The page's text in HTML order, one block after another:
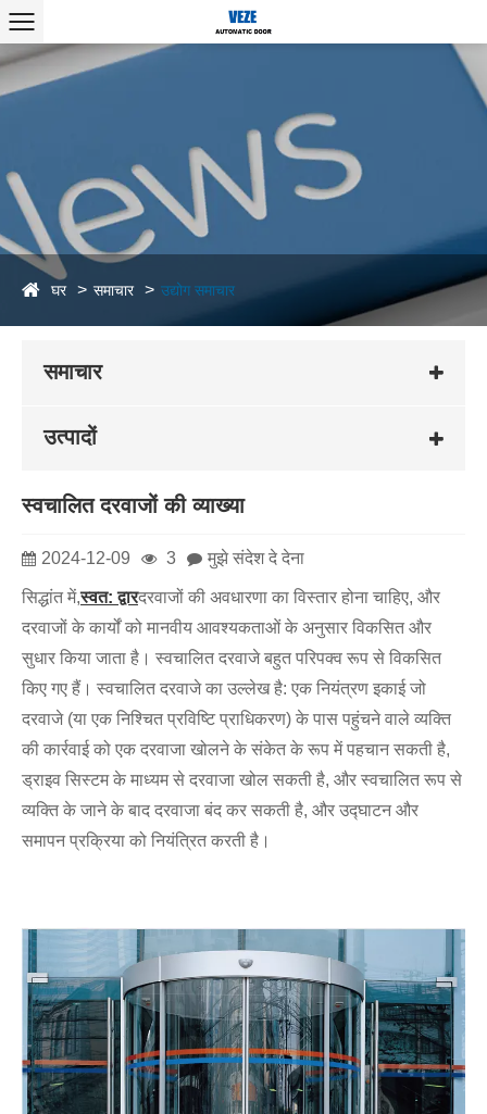
घर समाचार उद्योग समाचार
समाचार
उत्पादों
स्वचालित दरवाजों की व्याख्या
2024-12-09 3 मुझे संदेश दे देना
सिद्धांत में,स्वत: द्वारदरवाजों की अवधारणा का विस्तार होना चाहिए, और
दरवाजों के कार्यों को मानवीय आवश्यकताओं के अनुसार विकसित और
सुधार किया जाता है। स्वचालित दरवाजे बहुत परिपक्व रूप से विकसित
किए गए हैं। स्वचालित दरवाजे का उल्लेख है: एक नियंत्रण इकाई जो
दरवाजे (या एक निश्चित प्रविष्टि प्राधिकरण) के पास पहुंचने वाले व्यक्ति
की कार्रवाई को एक दरवाजा खोलने के संकेत के रूप में पहचान सकती है,
ड्राइव सिस्टम के माध्यम से दरवाजा खोल सकती है, और स्वचालित रूप से
व्यक्ति के जाने के बाद दरवाजा बंद कर सकती है, और उद्घाटन और
समापन प्रक्रिया को नियंत्रित करती है।